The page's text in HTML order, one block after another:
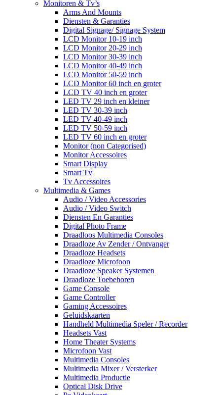
Monitoren & Tv’s
Arms And Mounts
Diensten & Garanties
Digital Signage/ Signage System
LCD Monitor 10-19 inch
LCD Monitor 20-29 inch
LCD Monitor 30-39 inch
LCD Monitor 40-49 inch
LCD Monitor 50-59 inch
LCD Monitor 60 inch en groter
LCD TV 40 inch en groter
LED TV 29 inch en kleiner
LED TV 30-39 inch
LED TV 40-49 inch
LED TV 50-59 inch
LED TV 60 inch en groter
Monitor (non Categorised)
Monitor Accessoires
Smart Display
Smart Tv
Tv Accessoires
Multimedia & Games
Audio / Video Accessories
Audio / Video Switch
Diensten En Garanties
Digital Photo Frame
Draadloos Multimedia Consoles
Draadloze Av Zender / Ontvanger
Draadloze Headsets
Draadloze Microfoon
Draadloze Speaker Systemen
Draadloze Toebehoren
Game Console
Game Controller
Gaming Accessoires
Geluidskaarten
Handheld Multimedia Speler / Recorder
Headsets Vast
Home Theater Systems
Microfoon Vast
Multimedia Consoles
Multimedia Mixer / Versterker
Multimedia Productie
Optical Disk Drive